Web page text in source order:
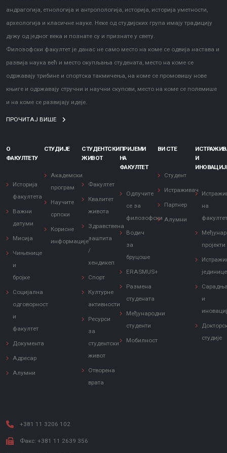
андрагогија, етнологија и антропологија, историја, историја уметности,
археологија и класичне науке. Неке од студијских група имају традицију
дужу од једног века и познате су и признате у свету.
Филозофски факултет је данас не само место на коме се одвија настава и
развија наука већ и место окупљања студената, место на коме се
одржавају трибине и спортска такмичења, на коме се промовишу нове
књиге и одржавају стручни и научни скупови, место на коме се полемише
и на коме се развијају идеје.
ПРОЧИТАЈ ВИШЕ
О
ФАКУЛТЕТУ
Историја
факултета
Важни
датуми
Мисија
Чињенице
и
бројке
Социјална
одговорност
и
факултет
Документа
Адресар
Алумни
СТУДИЈЕ
Академски
програм
Научите
српски
Корисне
информације
СТУДЕНТСКИ
ЖИВОТ
Факултет
Квалитет
живота
Здравствена
заштита
/
хендикеп
Спорт
Културне
активности
Ресурси
за
студентски
живот
Отворена
врата
ПРИЈЕМИ
НА
ФАКУЛТЕТ
Одлучите
се за
филозофски
Водич
за
бруцоше
ERASMUS+
Размена
студената
Међународни
студенти
Мобилност
ВИ СТЕ
Студент
Истраживач
Партнер
Алумни
И
на
пројекти
јединице
и
студије
+381 11 3206 102
Факс: +381 11 2639 356